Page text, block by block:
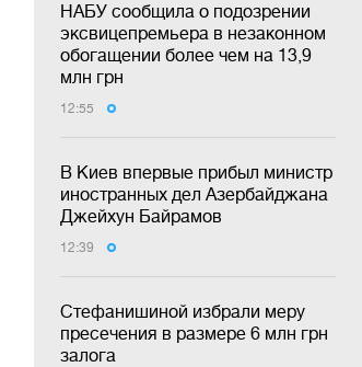
НАБУ сообщила о подозрении
эксвицепремьера в незаконном
обогащении более чем на 13,9
млн грн
12:55
В Киев впервые прибыл министр
иностранных дел Азербайджана
Джейхун Байрамов
12:39
Стефанишиной избрали меру
пресечения в размере 6 млн грн
залога